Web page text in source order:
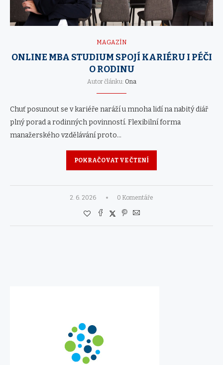
MAGAZÍN
ONLINE MBA STUDIUM SPOJÍ KARIÉRU I PÉČI
O RODINU
Autor článku: Ona
Chuť posunout se v kariéře naráží u mnoha lidí na nabitý diář
plný porad a rodinných povinností. Flexibilní forma
manažerského vzdělávání proto…
POKRAČOVAT VE ČTENÍ
2. 6. 2026 0 Komentáře